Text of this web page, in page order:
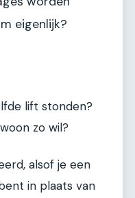
eigenlijk?
lift stonden?
zo wil?
alsof je een
in plaats van